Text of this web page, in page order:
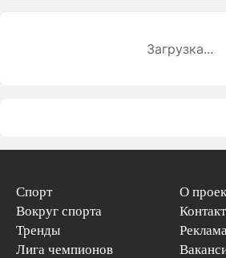
Загрузка...
Спорт
Вокруг спорта
Тренды
Лига чемпионов
О
Реклама